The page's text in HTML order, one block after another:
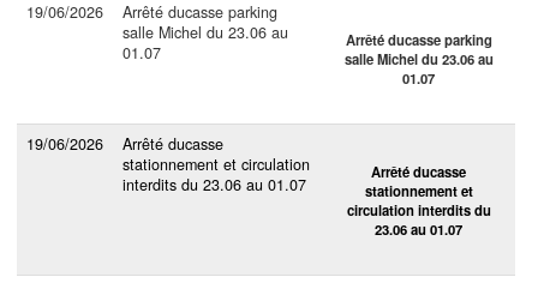
19/06/2026
Arrêté ducasse parking
salle Michel du 23.06 au
01.07
Arrêté ducasse parking
salle Michel du 23.06 au
01.07
19/06/2026
Arrêté ducasse
stationnement et circulation
interdits du 23.06 au 01.07
Arrêté ducasse
stationnement et
circulation interdits du
23.06 au 01.07